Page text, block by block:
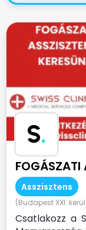
S.
FOGÁSZATI
Asszisztens
(Budapest XXI.
Csatlakozz a